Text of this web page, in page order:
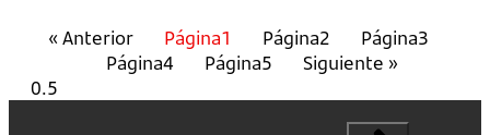
« Anterior Página1 Página2 Página3
Página4 Página5 Siguiente »